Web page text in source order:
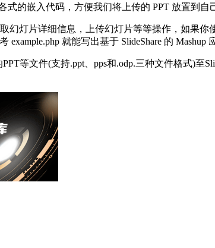
的嵌入代码，方便我们将上传的 PPT 放置到自
片详细信息，上传幻灯片等等操作，如果你使
example.php 就能写出基于 SlideShare 的 Mashup
等文件(支持.ppt、pps和.odp.三种文件格式)至